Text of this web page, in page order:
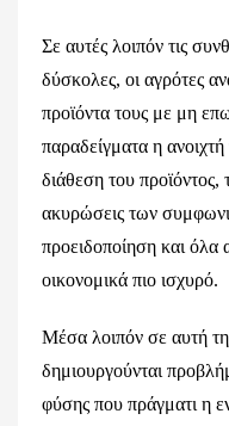
Σε αυτές λοιπόν τις
δύσκολες, οι αγρότες
προϊόντα τους με μη
παραδείγματα η
διάθεση του
ακυρώσεις των
προειδοποίηση και
οικονομικά πιο ισχυρό.
Μέσα λοιπόν σε αυτή τη
δημιουργούνται
φύσης που πράγματι η